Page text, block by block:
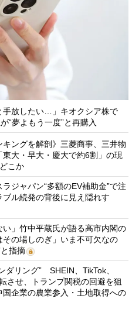
手放したい…」キオクシア株で
“夢よもう一度”と再購入
キングを解剖》三菱商事、三井物
大・早大・慶大で約6割」の現
こか
ジャパン“多額のEV補助金”で注
ル続発の背後に見え隠れす
い」竹中平蔵氏が語る高市内閣の
の場しのぎ」いま不可欠なの
指摘
ダリング” SHEIN、TikTok、
させ、トランプ関税の回避を狙
企業の農業参入・土地取得への